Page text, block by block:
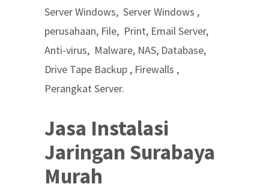
Server Windows, Server Windows ,
perusahaan, File, Print, Email Server,
Anti-virus, Malware, NAS, Database,
Drive Tape Backup , Firewalls ,
Perangkat Server.
Jasa Instalasi
Jaringan Surabaya
Murah